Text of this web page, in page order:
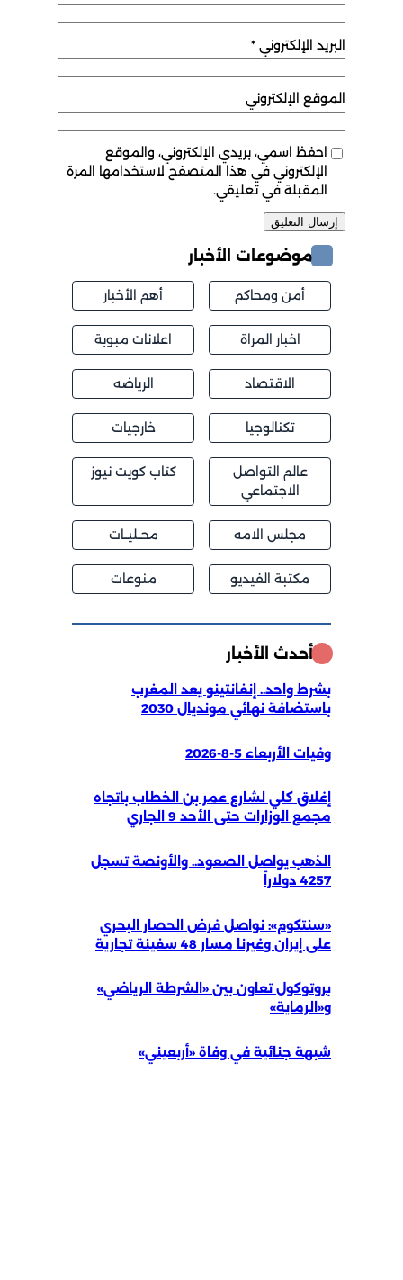
البريد الإلكتروني *
الموقع الإلكتروني
احفظ اسمي، بريدي الإلكتروني، والموقع
الإلكتروني في هذا المتصفح لاستخدامها المرة
المقبلة في تعليقي.
موضوعات الأخبار
أمن ومحاكم أهم الأخبار
اخبار المراة اعلانات مبوبة
الاقتصاد الرياضه
تكنالوجيا خارجيات
عالم التواصل
الاجتماعي
كتاب كويت نيوز
مجلس الامه محــليــات
مكتبة الفيديو منوعات
أحدث الأخبار
بشرط واحد.. إنفانتينو يعد المغرب
باستضافة نهائي مونديال 2030
وفيات الأربعاء 5-8-2026
إغلاق كلي لشارع عمر بن الخطاب باتجاه
مجمع الوزارات حتى الأحد 9 الجاري
الذهب يواصل الصعود.. والأونصة تسجل
4257 دولاراً
«سنتكوم»: نواصل فرض الحصار البحري
على إيران وغيرنا مسار 48 سفينة تجارية
بروتوكول تعاون بين «الشرطة الرياضي»
و«الرماية»
شبهة جنائية في وفاة «أربعيني»